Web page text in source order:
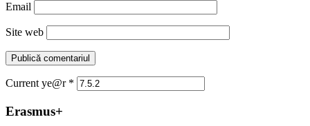
Email
Site web
Current ye@r *
Erasmus+